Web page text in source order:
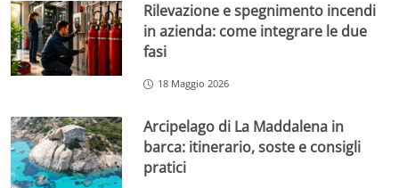
Rilevazione e spegnimento incendi
in azienda: come integrare le due
fasi
18 Maggio 2026
Arcipelago di La Maddalena in
barca: itinerario, soste e consigli
pratici